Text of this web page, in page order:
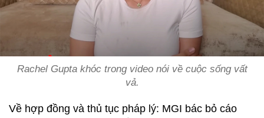
Rachel Gupta khóc trong video nói về cuộc sống vất
vả.
Về hợp đồng và thủ tục pháp lý: MGI bác bỏ cáo